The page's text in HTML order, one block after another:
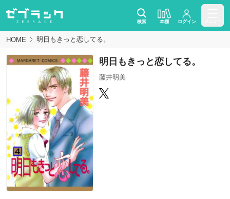
検索 本棚 ログイン
HOME 明日もきっと恋してる。
明日もきっと恋してる。
藤井明美